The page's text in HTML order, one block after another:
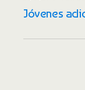
Jóvenes